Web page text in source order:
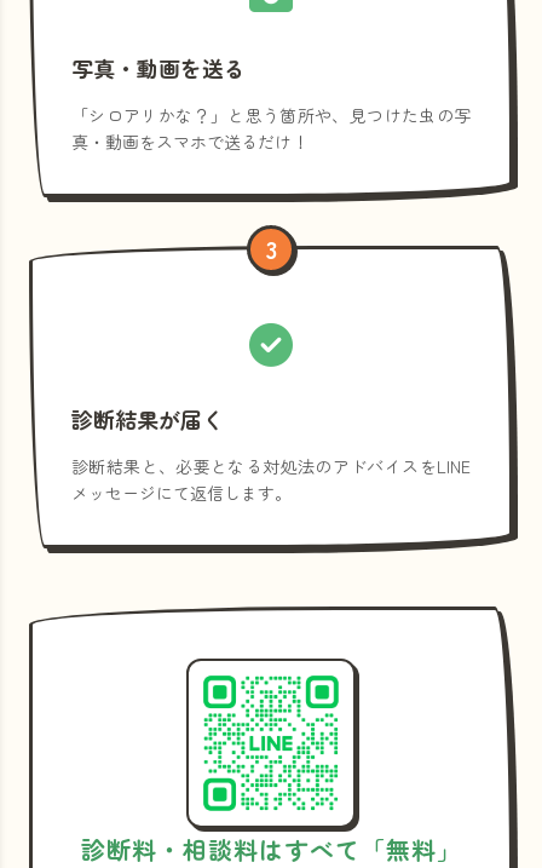
写真・動画を送る
「シロアリかな？」と思う箇所や、見つけた虫の写
真・動画をスマホで送るだけ！
3
診断結果が届く
診断結果と、必要となる対処法のアドバイスをLINE
メッセージにて返信します。
診断料・相談料はすべて「無料」